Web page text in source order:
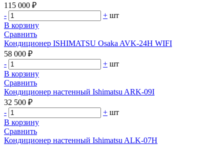
115 000 ₽
-
+ шт
В корзину
Сравнить
Кондиционер ISHIMATSU Osaka AVK-24H WIFI
58 000 ₽
-
+ шт
В корзину
Сравнить
Кондиционер настенный Ishimatsu ARK-09I
32 500 ₽
-
+ шт
В корзину
Сравнить
Кондиционер настенный Ishimatsu ALK-07H